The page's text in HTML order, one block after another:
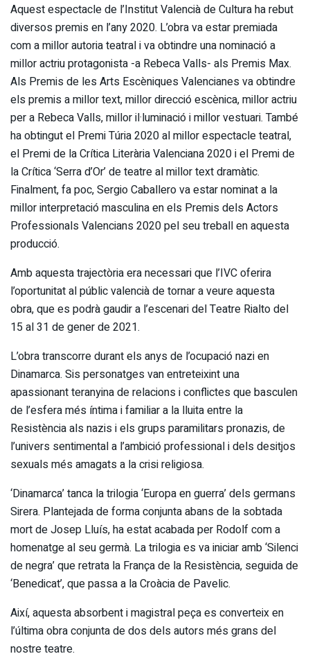
Aquest espectacle de l’Institut Valencià de Cultura ha rebut
diversos premis en l’any 2020. L’obra va estar premiada
com a millor autoria teatral i va obtindre una nominació a
millor actriu protagonista -a Rebeca Valls- als Premis Max.
Als Premis de les Arts Escèniques Valencianes va obtindre
els premis a millor text, millor direcció escènica, millor actriu
per a Rebeca Valls, millor il·luminació i millor vestuari. També
ha obtingut el Premi Túria 2020 al millor espectacle teatral,
el Premi de la Crítica Literària Valenciana 2020 i el Premi de
la Crítica ‘Serra d’Or’ de teatre al millor text dramàtic.
Finalment, fa poc, Sergio Caballero va estar nominat a la
millor interpretació masculina en els Premis dels Actors
Professionals Valencians 2020 pel seu treball en aquesta
producció.
Amb aquesta trajectòria era necessari que l’IVC oferira
l’oportunitat al públic valencià de tornar a veure aquesta
obra, que es podrà gaudir a l’escenari del Teatre Rialto del
15 al 31 de gener de 2021.
L’obra transcorre durant els anys de l’ocupació nazi en
Dinamarca. Sis personatges van entreteixint una
apassionant teranyina de relacions i conflictes que basculen
de l’esfera més íntima i familiar a la lluita entre la
Resistència als nazis i els grups paramilitars pronazis, de
l’univers sentimental a l’ambició professional i dels desitjos
sexuals més amagats a la crisi religiosa.
‘Dinamarca’ tanca la trilogia ‘Europa en guerra’ dels germans
Sirera. Plantejada de forma conjunta abans de la sobtada
mort de Josep Lluís, ha estat acabada per Rodolf com a
homenatge al seu germà. La trilogia es va iniciar amb ‘Silenci
de negra’ que retrata la França de la Resistència, seguida de
‘Benedicat’, que passa a la Croàcia de Pavelic.
Així, aquesta absorbent i magistral peça es converteix en
l’última obra conjunta de dos dels autors més grans del
nostre teatre.